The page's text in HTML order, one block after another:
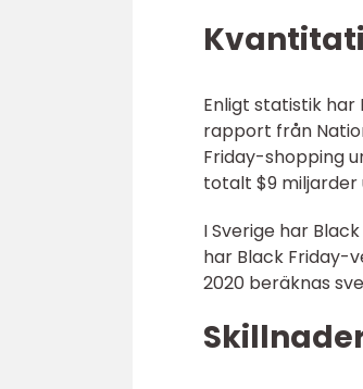
Enligt statistik har
rapport från
Friday-shopping
totalt $9 miljarder
I Sverige har
har Black Friday-
2020 beräknas